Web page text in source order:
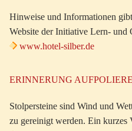
Hinweise und Informationen
Website der Initiative Lern- und
www.hotel-silber.de
ERINNERUNG
Stolpersteine sind Wind und
zu gereinigt werden. Ein